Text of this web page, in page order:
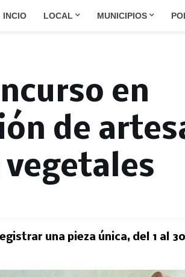
INCIO LOCAL MUNICIPIOS
en
de
una pieza única, del 1 al